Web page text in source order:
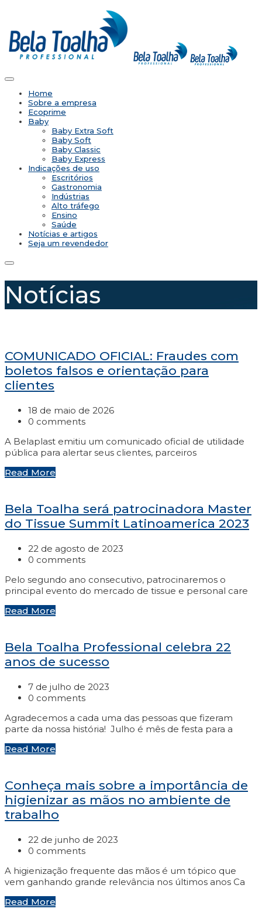
Home
Sobre a empresa
Ecoprime
Baby
Baby Extra Soft
Baby Soft
Baby Classic
Baby Express
Indicações de uso
Escritórios
Gastronomia
Indústrias
Alto tráfego
Ensino
Saúde
Notícias e artigos
Seja um revendedor
Notícias
COMUNICADO OFICIAL: Fraudes com
boletos falsos e orientação para
clientes
18 de maio de 2026
0 comments
A Belaplast emitiu um comunicado oficial de utilidade
pública para alertar seus clientes, parceiros
Read More
Bela Toalha será patrocinadora Master
do Tissue Summit Latinoamerica 2023
22 de agosto de 2023
0 comments
Pelo segundo ano consecutivo, patrocinaremos o
principal evento do mercado de tissue e personal care
Read More
Bela Toalha Professional celebra 22
anos de sucesso
7 de julho de 2023
0 comments
Agradecemos a cada uma das pessoas que fizeram
parte da nossa história! Julho é mês de festa para a
Read More
Conheça mais sobre a importância de
higienizar as mãos no ambiente de
trabalho
22 de junho de 2023
0 comments
A higienização frequente das mãos é um tópico que
vem ganhando grande relevância nos últimos anos Ca
Read More